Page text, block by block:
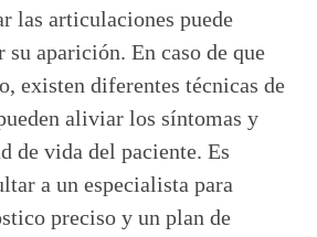
las articulaciones puede
su aparición. En caso de que
existen diferentes técnicas de
aliviar los síntomas y
de vida del paciente. Es
a un especialista para
preciso y un plan de